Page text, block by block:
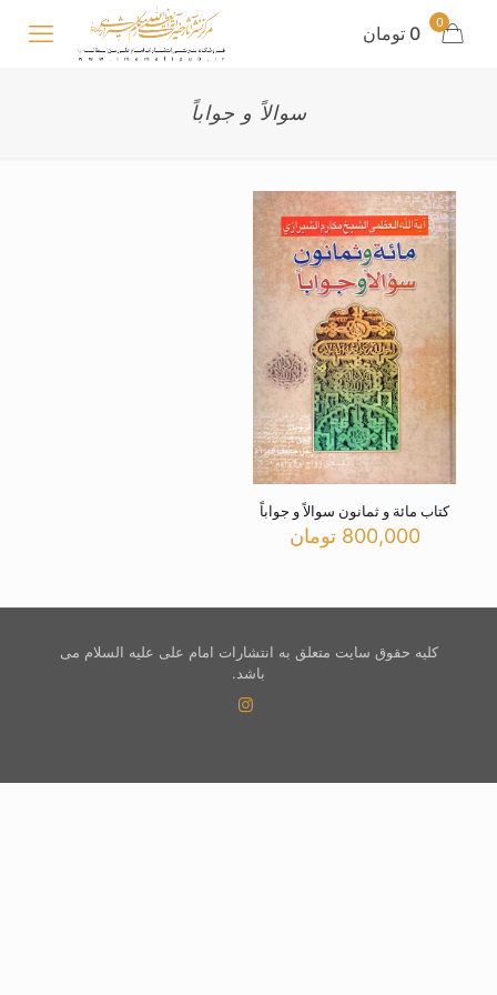
0 0 تومان
سوالاً و جواباً
کتاب مائة و ثمانون سوالاً و جواباً
800,000 تومان
کلیه حقوق سایت متعلق به انتشارات امام علی علیه السلام می
باشد.